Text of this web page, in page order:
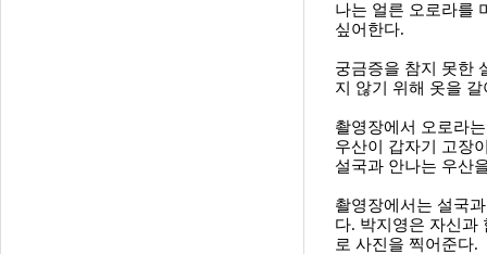
나는 얼른 오로라를
싶어한다.
궁금증을 참지 못한
지 않기 위해 옷을
촬영장에서 오로라
우산이 갑자기 고장
설국과 안나는 우산
촬영장에서는 설국
다. 박지영은 자신과
로 사진을 찍어준다.